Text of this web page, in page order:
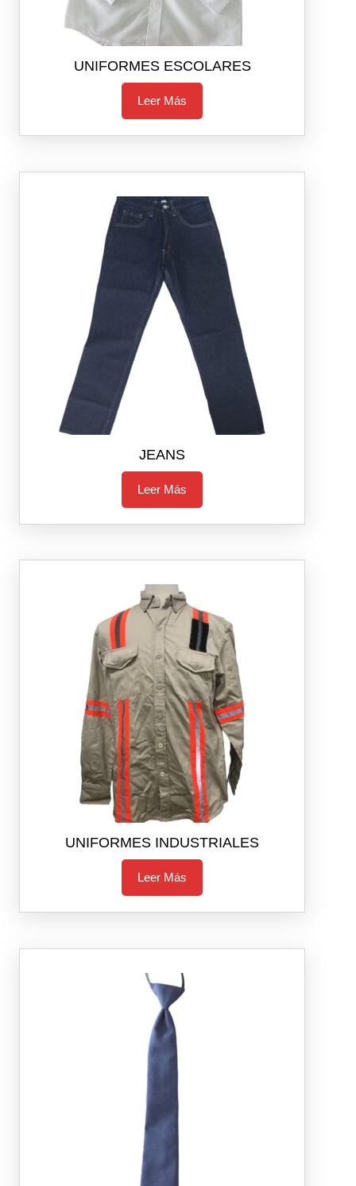
UNIFORMES ESCOLARES
Leer Más
JEANS
Leer Más
UNIFORMES INDUSTRIALES
Leer Más